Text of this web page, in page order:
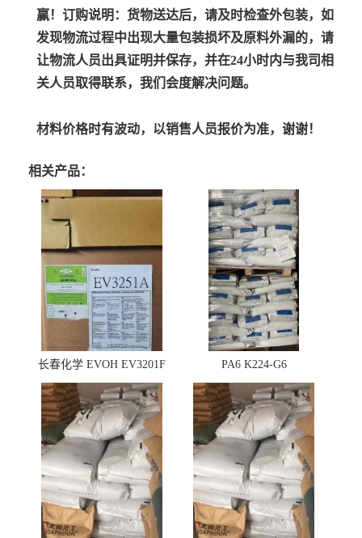
赢！ 订购说明： 货物送达后，请及时检查外包装，如
发现物流过程中出现大量包装损坏及原料外漏的，请
让物流人员出具证明并保存，并在24小时内与我司相
关人员取得联系，我们会度解决问题。
材料价格时有波动，以销售人员报价为准，谢谢！
相关产品：
长春化学 EVOH EV3201F PA6 K224-G6